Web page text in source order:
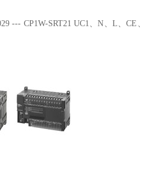
--- CP1W-SRT21 UC1、N、L、CE、